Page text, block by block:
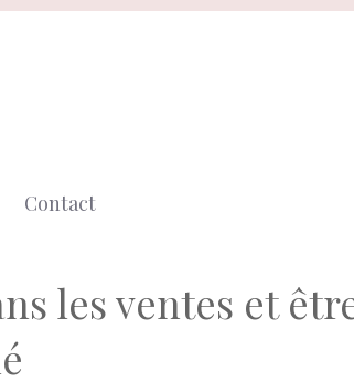
Contact
les ventes et